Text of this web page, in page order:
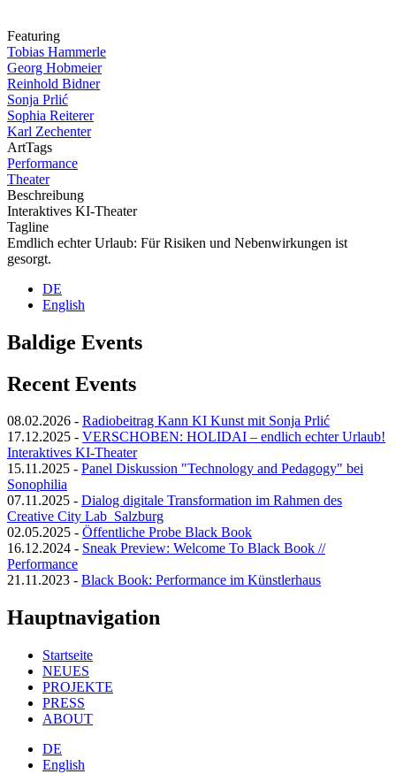
Featuring
Tobias Hammerle
Georg Hobmeier
Reinhold Bidner
Sonja Prlić
Sophia Reiterer
Karl Zechenter
ArtTags
Performance
Theater
Beschreibung
Interaktives KI-Theater
Tagline
Emdlich echter Urlaub: Für Risiken und Nebenwirkungen ist
gesorgt.
DE
English
Baldige Events
Recent Events
08.02.2026 - Radiobeitrag Kann KI Kunst mit Sonja Prlić
17.12.2025 - VERSCHOBEN: HOLIDAI – endlich echter Urlaub!
Interaktives KI-Theater
15.11.2025 - Panel Diskussion "Technology and Pedagogy" bei
Sonophilia
07.11.2025 - Dialog digitale Transformation im Rahmen des
Creative City Lab_Salzburg
02.05.2025 - Öffentliche Probe Black Book
16.12.2024 - Sneak Preview: Welcome To Black Book //
Performance
21.11.2023 - Black Book: Performance im Künstlerhaus
Hauptnavigation
Startseite
NEUES
PROJEKTE
PRESS
ABOUT
DE
English